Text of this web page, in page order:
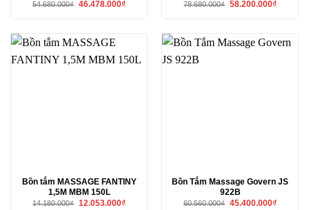
54.680.000₫ Giá
46.478.000₫Giá
46.478.000₫.
78.680.000₫ Giá
58.200.000₫Giá
Bồn tắm MASSAGE FANTINY
1,5M MBM 150L
14.180.000₫ Giá
12.053.000₫Giá
Bồn Tắm Massage Govern JS
922B
60.560.000₫ Giá
45.400.000₫Giá